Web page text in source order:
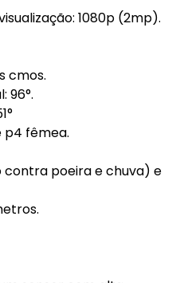
1080p (2mp).
cmos.
96°.
fêmea.
poeira e chuva) e